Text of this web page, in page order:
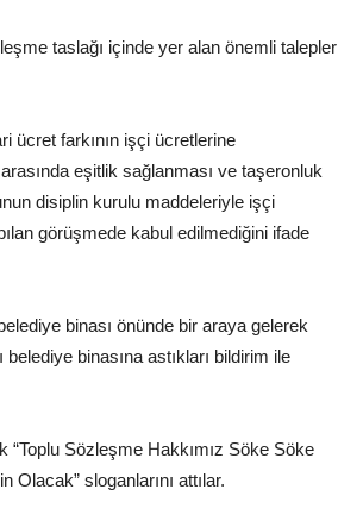
taslağı içinde yer alan önemli talepler
ücret farkının işçi ücretlerine
eşitlik sağlanması ve taşeronluk
disiplin kurulu maddeleriyle işçi
görüşmede kabul edilmediğini ifade
binası önünde bir araya gelerek
binasına astıkları bildirim ile
“Toplu Sözleşme Hakkımız Söke Söke
Olacak” sloganlarını attılar.